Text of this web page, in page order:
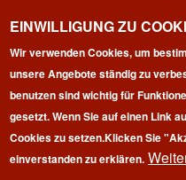
Copyright © 2026 | 100
EINWILLIGUNG ZU
Wir verwenden Cookies, um
unsere Angebote ständig zu
benutzen sind wichtig für
gesetzt. Wenn Sie auf einen Link
Cookies zu setzen.Klicken Sie
einverstanden zu erklären.